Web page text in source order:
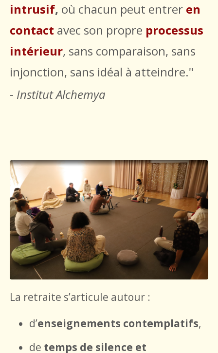
intrusif, où chacun peut entrer en
contact avec son propre processus
intérieur, sans comparaison, sans
injonction, sans idéal à atteindre."
- Institut Alchemya
La retraite s’articule autour :
d’enseignements contemplatifs,
de temps de silence et